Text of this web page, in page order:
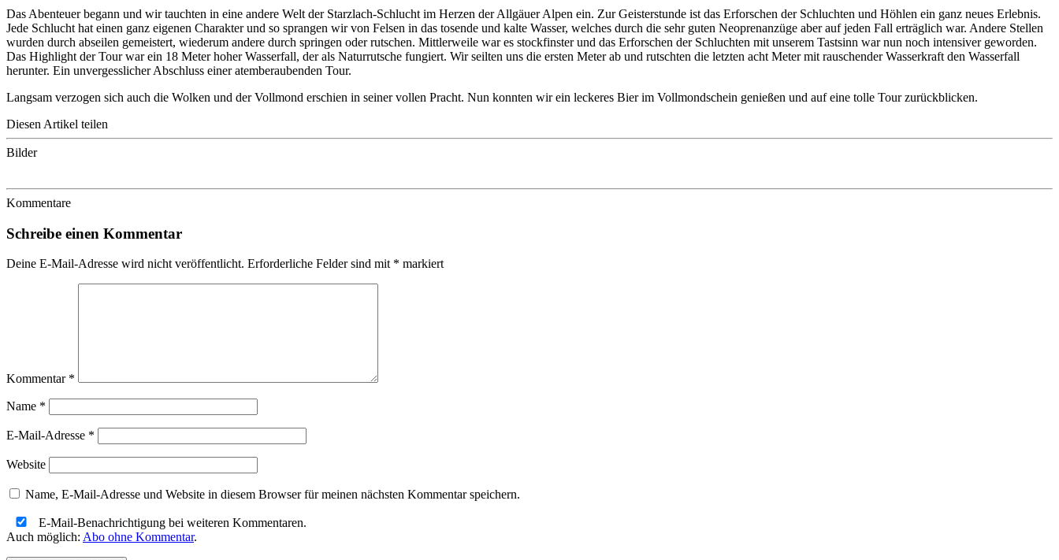
Das Abenteuer begann und wir tauchten in eine andere Welt der Starzlach-Schlucht im Herzen der Allgäuer Alpen ein. Zur Geisterstunde ist das Erforschen der Schluchten und Höhlen ein ganz neues Erlebnis.
Jede Schlucht hat einen ganz eigenen Charakter und so sprangen wir von Felsen in das tosende und kalte Wasser, welches durch die sehr guten Neoprenanzüge aber auf jeden Fall erträglich war. Andere Stellen
wurden durch abseilen gemeistert, wiederum andere durch springen oder rutschen. Mittlerweile war es stockfinster und das Erforschen der Schluchten mit unserem Tastsinn war nun noch intensiver geworden.
Das Highlight der Tour war ein 18 Meter hoher Wasserfall, der als Naturrutsche fungiert. Wir seilten uns die ersten Meter ab und rutschten die letzten acht Meter mit rauschender Wasserkraft den Wasserfall
herunter. Ein unvergesslicher Abschluss einer atemberaubenden Tour.
Langsam verzogen sich auch die Wolken und der Vollmond erschien in seiner vollen Pracht. Nun konnten wir ein leckeres Bier im Vollmondschein genießen und auf eine tolle Tour zurückblicken.
Diesen Artikel teilen
Bilder
Kommentare
Schreibe einen Kommentar
Deine E-Mail-Adresse wird nicht veröffentlicht. Erforderliche Felder sind mit * markiert
Kommentar *
Name *
E-Mail-Adresse *
Website
Name, E-Mail-Adresse und Website in diesem Browser für meinen nächsten Kommentar speichern.
E-Mail-Benachrichtigung bei weiteren Kommentaren.
Auch möglich: Abo ohne Kommentar.